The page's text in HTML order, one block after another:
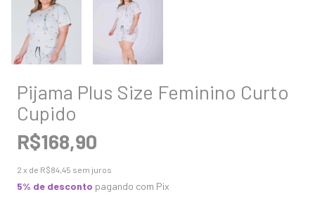
Pijama Plus Size Feminino Curto
Cupido
R$168,90
2 x de R$84,45 sem juros
5% de desconto pagando com Pix